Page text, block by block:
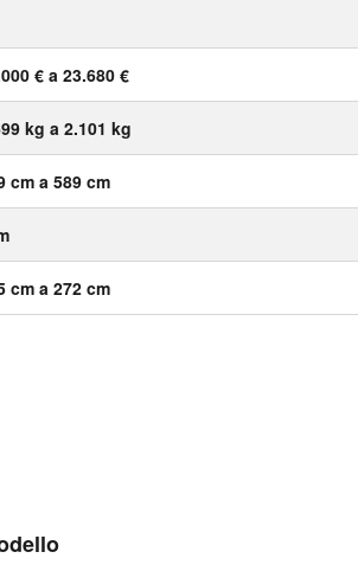
€ a 23.680 €
kg a 2.101 kg
cm a 589 cm
cm a 272 cm